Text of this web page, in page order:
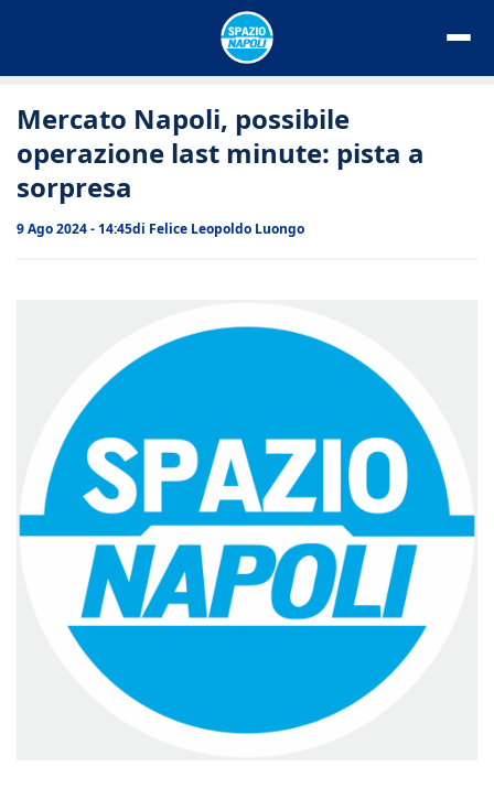
Mercato Napoli, possibile
operazione last minute: pista a
sorpresa
9 Ago 2024 - 14:45di Felice Leopoldo Luongo